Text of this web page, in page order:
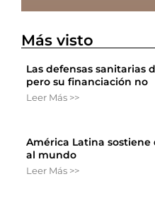
Más visto
Las defensas sanitarias
pero su financiación no
Leer Más >>
América Latina
al mundo
Leer Más >>